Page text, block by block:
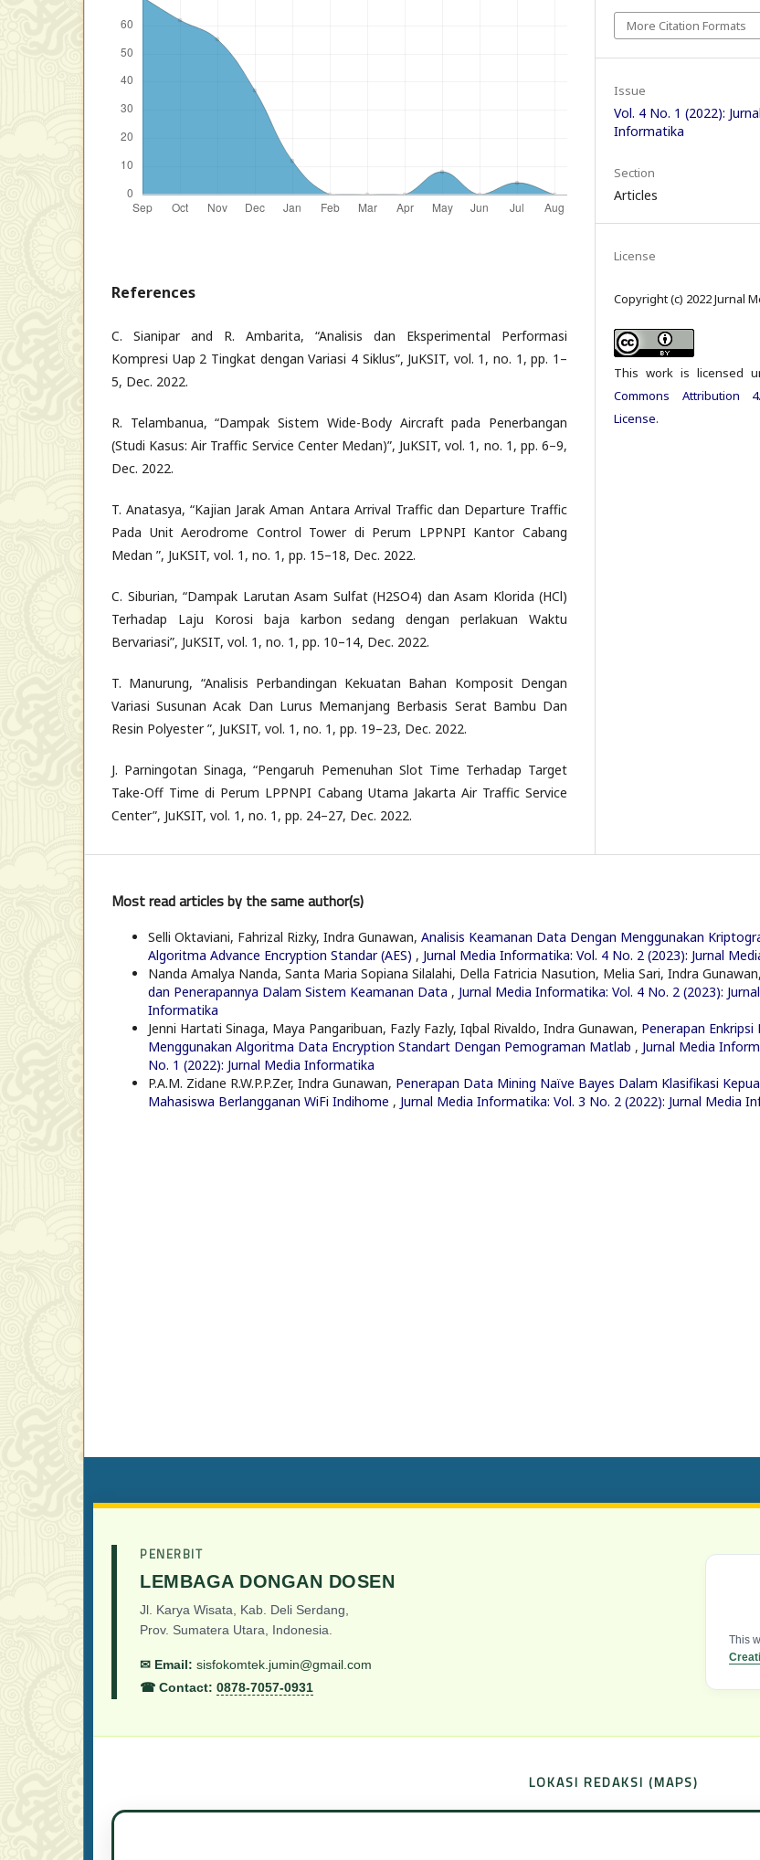
References
C. Sianipar and R. Ambarita, “Analisis dan Eksperimental Performasi
Kompresi Uap 2 Tingkat dengan Variasi 4 Siklus”, JuKSIT, vol. 1, no. 1, pp. 1–
5, Dec. 2022.
R. Telambanua, “Dampak Sistem Wide-Body Aircraft pada Penerbangan
(Studi Kasus: Air Traffic Service Center Medan)”, JuKSIT, vol. 1, no. 1, pp. 6–9,
Dec. 2022.
T. Anatasya, “Kajian Jarak Aman Antara Arrival Traffic dan Departure Traffic
Pada Unit Aerodrome Control Tower di Perum LPPNPI Kantor Cabang
Medan ”, JuKSIT, vol. 1, no. 1, pp. 15–18, Dec. 2022.
C. Siburian, “Dampak Larutan Asam Sulfat (H2SO4) dan Asam Klorida (HCl)
Terhadap Laju Korosi baja karbon sedang dengan perlakuan Waktu
Bervariasi”, JuKSIT, vol. 1, no. 1, pp. 10–14, Dec. 2022.
T. Manurung, “Analisis Perbandingan Kekuatan Bahan Komposit Dengan
Variasi Susunan Acak Dan Lurus Memanjang Berbasis Serat Bambu Dan
Resin Polyester ”, JuKSIT, vol. 1, no. 1, pp. 19–23, Dec. 2022.
J. Parningotan Sinaga, “Pengaruh Pemenuhan Slot Time Terhadap Target
Take-Off Time di Perum LPPNPI Cabang Utama Jakarta Air Traffic Service
Center”, JuKSIT, vol. 1, no. 1, pp. 24–27, Dec. 2022.
More Citation Formats
Issue
Vol. 4 No. 1 (2022):
Informatika
Section
Articles
License
Copyright (c) 2022 Jurnal
This work is licensed
Commons Attribution
License.
Most read articles by the same author(s)
Selli Oktaviani, Fahrizal Rizky, Indra Gunawan, Analisis Keamanan Data Dengan Menggunakan
Algoritma Advance Encryption Standar (AES) , Jurnal Media Informatika: Vol. 4 No. 2 (2023): Jurnal
Nanda Amalya Nanda, Santa Maria Sopiana Silalahi, Della Fatricia Nasution, Melia Sari, Indra Gunawan,
dan Penerapannya Dalam Sistem Keamanan Data , Jurnal Media Informatika: Vol. 4 No. 2 (2023):
Informatika
Jenni Hartati Sinaga, Maya Pangaribuan, Fazly Fazly, Iqbal Rivaldo, Indra Gunawan, Penerapan Enkripsi
Menggunakan Algoritma Data Encryption Standart Dengan Pemograman Matlab , Jurnal Media
No. 1 (2022): Jurnal Media Informatika
P.A.M. Zidane R.W.P.P.Zer, Indra Gunawan, Penerapan Data Mining Naïve Bayes Dalam Klasifikasi
Mahasiswa Berlangganan WiFi Indihome , Jurnal Media Informatika: Vol. 3 No. 2 (2022): Jurnal Media
PENERBIT
LEMBAGA DONGAN DOSEN
Jl. Karya Wisata, Kab. Deli Serdang,
Prov. Sumatera Utara, Indonesia.
✉ Email: sisfokomtek.jumin@gmail.com
☎ Contact: 0878-7057-0931
This
LOKASI REDAKSI (MAPS)